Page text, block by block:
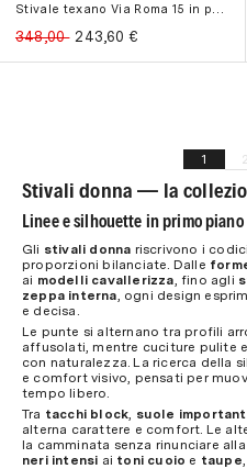
348,00 243,60€
1 2
Stivali donna — la
Linee e silhouette in primo piano
Gli stivali donna riscrivono i
proporzioni bilanciate. Dalle
ai modelli cavallerizza , fino agli
zeppa interna , ogni design
e decisa.
Le punte si alternano tra profili
affusolati, mentre cuciture pulite
con naturalezza. La ricerca della
e comfort visivo, pensati per
tempo libero.
Tra tacchi block suole
alterna carattere e comfort. Le
la camminata senza rinunciare
neri intensi ai toni cuoio e taupe